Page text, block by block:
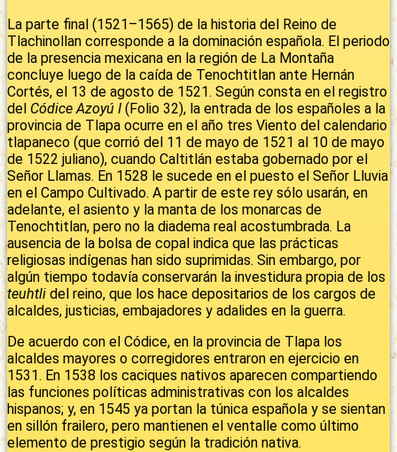
La parte final (1521–1565) de la historia del Reino de
Tlachinollan corresponde a la dominación española. El periodo
de la presencia mexicana en la región de La Montaña
concluye luego de la caída de Tenochtitlan ante Hernán
Cortés, el 13 de agosto de 1521. Según consta en el registro
del Códice Azoyú I (Folio 32), la entrada de los españoles a la
provincia de Tlapa ocurre en el año tres Viento del calendario
tlapaneco (que corrió del 11 de mayo de 1521 al 10 de mayo
de 1522 juliano), cuando Caltitlán estaba gobernado por el
Señor Llamas. En 1528 le sucede en el puesto el Señor Lluvia
en el Campo Cultivado. A partir de este rey sólo usarán, en
adelante, el asiento y la manta de los monarcas de
Tenochtitlan, pero no la diadema real acostumbrada. La
ausencia de la bolsa de copal indica que las prácticas
religiosas indígenas han sido suprimidas. Sin embargo, por
algún tiempo todavía conservarán la investidura propia de los
teuhtli del reino, que los hace depositarios de los cargos de
alcaldes, justicias, embajadores y adalides en la guerra.
De acuerdo con el Códice, en la provincia de Tlapa los
alcaldes mayores o corregidores entraron en ejercicio en
1531. En 1538 los caciques nativos aparecen compartiendo
las funciones políticas administrativas con los alcaldes
hispanos; y, en 1545 ya portan la túnica española y se sientan
en sillón frailero, pero mantienen el ventalle como último
elemento de prestigio según la tradición nativa.